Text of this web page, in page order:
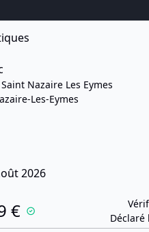
Nazaire Les Eymes
Les-Eymes
2026
€
Déclaré